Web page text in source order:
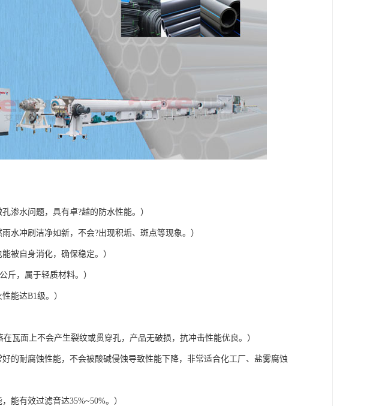
渗水问题，具有卓?越的防水性能。）
水冲刷洁净如新，不会?出现积垢、斑点等现象。）
被自身消化，确保稳定。）
斤，属于轻质材料。）
能达B1级。）
瓦面上不会产生裂纹或贯穿孔，产品无破损，抗冲击性能优良。）
的耐腐蚀性能，不会被酸碱侵蚀导致性能下降，非常适合化工厂、盐雾腐蚀
能有效过滤音达35%~50%。）